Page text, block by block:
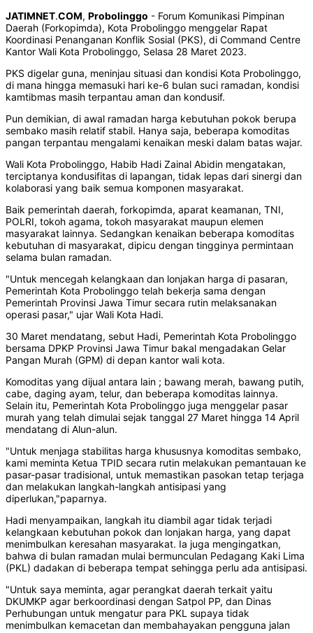
JATIMNET.COM, Probolinggo - Forum Komunikasi Pimpinan
Daerah (Forkopimda), Kota Probolinggo menggelar Rapat
Koordinasi Penanganan Konflik Sosial (PKS), di Command Centre
Kantor Wali Kota Probolinggo, Selasa 28 Maret 2023.
PKS digelar guna, meninjau situasi dan kondisi Kota Probolinggo,
di mana hingga memasuki hari ke-6 bulan suci ramadan, kondisi
kamtibmas masih terpantau aman dan kondusif.
Pun demikian, di awal ramadan harga kebutuhan pokok berupa
sembako masih relatif stabil. Hanya saja, beberapa komoditas
pangan terpantau mengalami kenaikan meski dalam batas wajar.
Wali Kota Probolinggo, Habib Hadi Zainal Abidin mengatakan,
terciptanya kondusifitas di lapangan, tidak lepas dari sinergi dan
kolaborasi yang baik semua komponen masyarakat.
Baik pemerintah daerah, forkopimda, aparat keamanan, TNI,
POLRI, tokoh agama, tokoh masyarakat maupun elemen
masyarakat lainnya. Sedangkan kenaikan beberapa komoditas
kebutuhan di masyarakat, dipicu dengan tingginya permintaan
selama bulan ramadan.
"Untuk mencegah kelangkaan dan lonjakan harga di pasaran,
Pemerintah Kota Probolinggo telah bekerja sama dengan
Pemerintah Provinsi Jawa Timur secara rutin melaksanakan
operasi pasar," ujar Wali Kota Hadi.
30 Maret mendatang, sebut Hadi, Pemerintah Kota Probolinggo
bersama DPKP Provinsi Jawa Timur bakal mengadakan Gelar
Pangan Murah (GPM) di depan kantor wali kota.
Komoditas yang dijual antara lain ; bawang merah, bawang putih,
cabe, daging ayam, telur, dan beberapa komoditas lainnya.
Selain itu, Pemerintah Kota Probolinggo juga menggelar pasar
murah yang telah dimulai sejak tanggal 27 Maret hingga 14 April
mendatang di Alun-alun.
"Untuk menjaga stabilitas harga khususnya komoditas sembako,
kami meminta Ketua TPID secara rutin melakukan pemantauan ke
pasar-pasar tradisional, untuk memastikan pasokan tetap terjaga
dan melakukan langkah-langkah antisipasi yang
diperlukan,"paparnya.
Hadi menyampaikan, langkah itu diambil agar tidak terjadi
kelangkaan kebutuhan pokok dan lonjakan harga, yang dapat
menimbulkan keresahan masyarakat. Ia juga mengingatkan,
bahwa di bulan ramadan mulai bermunculan Pedagang Kaki Lima
(PKL) dadakan di beberapa tempat sehingga perlu ada antisipasi.
"Untuk saya meminta, agar perangkat daerah terkait yaitu
DKUMKP agar berkoordinasi dengan Satpol PP, dan Dinas
Perhubungan untuk mengatur para PKL supaya tidak
menimbulkan kemacetan dan membahayakan pengguna jalan